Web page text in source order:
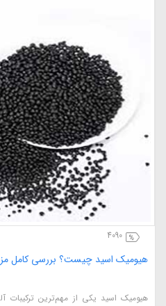
4090
هیومیک اسید چیست؟ بررسی کامل
هیومیک اسید یکی از مهم‌ترین ترکیبات